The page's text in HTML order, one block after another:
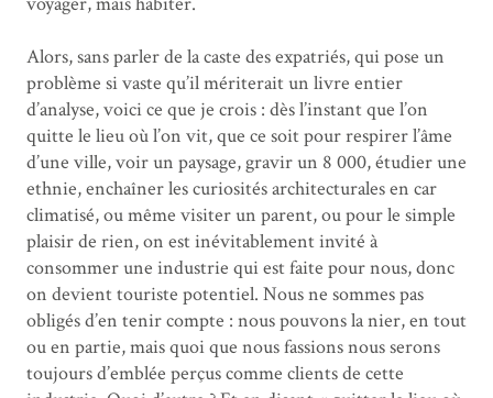
Alors, sans parler de la caste des expatriés, qui pose un
problème si vaste qu’il mériterait un livre entier
d’analyse, voici ce que je crois : dès l’instant que l’on
quitte le lieu où l’on vit, que ce soit pour respirer l’âme
d’une ville, voir un paysage, gravir un 8 000, étudier une
ethnie, enchaîner les curiosités architecturales en car
climatisé, ou même visiter un parent, ou pour le simple
plaisir de rien, on est inévitablement invité à
consommer une industrie qui est faite pour nous, donc
on devient touriste potentiel. Nous ne sommes pas
obligés d’en tenir compte : nous pouvons la nier, en tout
ou en partie, mais quoi que nous fassions nous serons
toujours d’emblée perçus comme clients de cette